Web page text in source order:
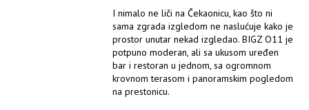
I nimalo ne liči na Čekaonicu, kao što ni
sama zgrada izgledom ne naslućuje kako je
prostor unutar nekad izgledao. BIGZ O11 je
potpuno moderan, ali sa ukusom uređen
bar i restoran u jednom, sa ogromnom
krovnom terasom i panoramskim pogledom
na prestonicu.